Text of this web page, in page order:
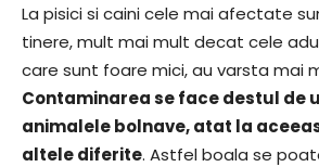
La pisici si caini cele mai afectate
tinere, mult mai mult decat cele
care sunt foare mici, au varsta mai
Contaminarea se face destul de
animalele bolnave, atat la
altele diferite. Astfel boala se